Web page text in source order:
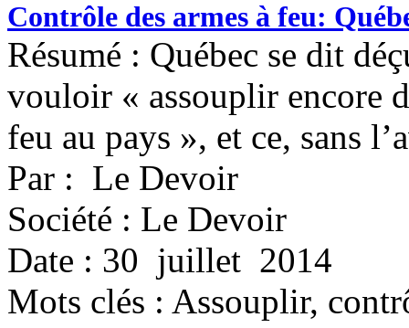
Contrôle des armes à feu:
Résumé : Québec se dit
vouloir « assouplir encore
feu au pays », et ce, sans
Par : Le Devoir
Société : Le Devoir
Date : 30 juillet 2014
Mots clés : Assouplir,